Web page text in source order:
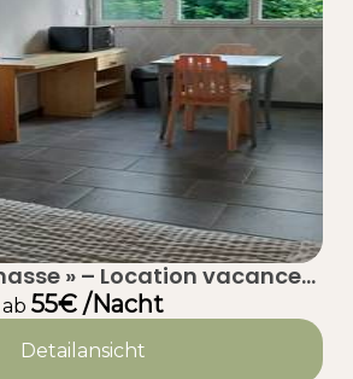
» – Location vacances
Taussat (Lanton) – Bassin
d’Arcachon
ab 55€ /Nacht
Detailansicht